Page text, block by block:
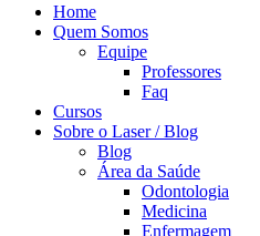
Home
Quem Somos
Equipe
Professores
Faq
Cursos
Sobre o Laser / Blog
Blog
Área da Saúde
Odontologia
Medicina
Enfermagem